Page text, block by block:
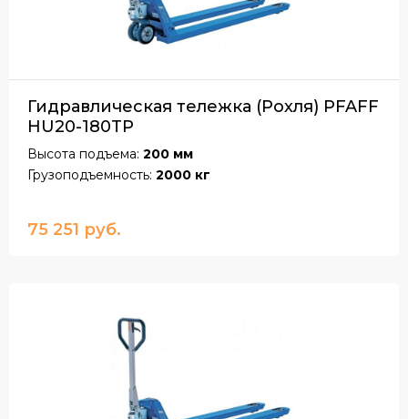
Гидравлическая тележка (Рохля) PFAFF
HU20-180TP
Высота подъема: 200 мм
Грузоподъемность: 2000 кг
75 251 руб.